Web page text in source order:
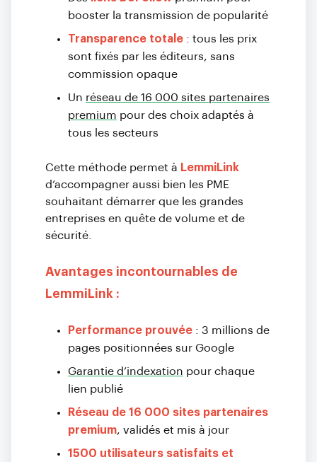
booster la transmission de popularité
Transparence totale : tous les prix
sont fixés par les éditeurs, sans
commission opaque
Un réseau de 16 000 sites partenaires
premium pour des choix adaptés à
tous les secteurs
Cette méthode permet à LemmiLink
d’accompagner aussi bien les PME
souhaitant démarrer que les grandes
entreprises en quête de volume et de
sécurité.
Avantages incontournables de
LemmiLink :
Performance prouvée : 3 millions de
pages positionnées sur Google
Garantie d’indexation pour chaque
lien publié
Réseau de 16 000 sites partenaires
premium, validés et mis à jour
1500 utilisateurs satisfaits et